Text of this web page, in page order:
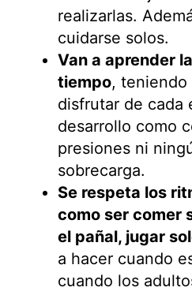
realizarlas.
cuidarse solos.
Van a aprender
tiempo, teniendo
disfrutar de cada
desarrollo como
presiones ni
sobrecarga.
Se respeta los
como ser comer
el pañal, jugar
a hacer cuando
cuando los